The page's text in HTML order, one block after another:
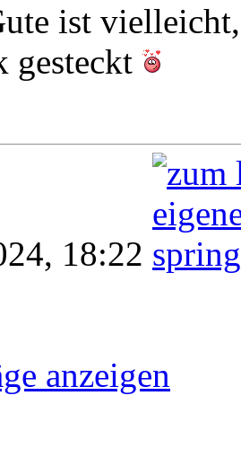
ist
gesteckt
18:22
anzeigen